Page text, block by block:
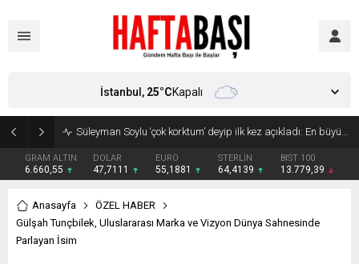
Süleyman Soylu ‘çok korktum’ deyip ilk kez açıkladı: En büyük tehdit dışarısıdır!
GRAM ALTIN
6.660,55
DOLAR
47,7111
EURO
55,1881
STERLİN
64,4139
BIST 100
13.779,39
İstanbul, 25°CKapalı
Anasayfa
ÖZEL HABER
Gülşah Tunçbilek, Uluslararası Marka ve Vizyon Dünya Sahnesinde
Parlayan İsim